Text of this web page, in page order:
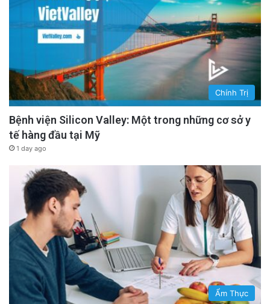
Chính Trị
Bệnh viện Silicon Valley: Một trong những cơ sở y
tế hàng đầu tại Mỹ
1 day ago
Ẩm Thực